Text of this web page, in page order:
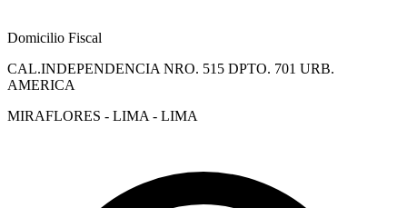
Domicilio Fiscal
CAL.INDEPENDENCIA NRO. 515 DPTO. 701 URB.
AMERICA
MIRAFLORES - LIMA - LIMA